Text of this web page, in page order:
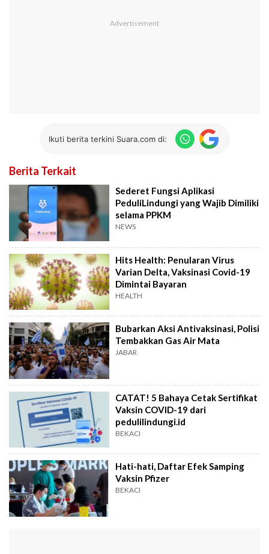
Ikuti berita terkini Suara.com di:
Berita Terkait
Sederet Fungsi Aplikasi
PeduliLindungi yang Wajib Dimiliki
selama PPKM
NEWS
Hits Health: Penularan Virus
Varian Delta, Vaksinasi Covid-19
Dimintai Bayaran
HEALTH
Bubarkan Aksi Antivaksinasi, Polisi
Tembakkan Gas Air Mata
JABAR
CATAT! 5 Bahaya Cetak Sertifikat
Vaksin COVID-19 dari
pedulilindungi.id
BEKACI
Hati-hati, Daftar Efek Samping
Vaksin Pfizer
BEKACI